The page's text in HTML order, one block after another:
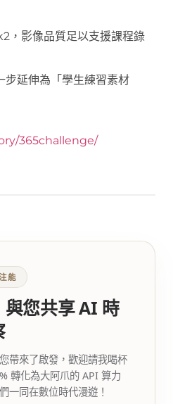
，影像品質足以支援課程錄
步延伸為「學生練習素材
365challenge/
能
您共享 AI 時
帶來了啟發，歡迎請我喝杯
轉化為大阿爪的 API 算力
一同在數位時代漫遊！